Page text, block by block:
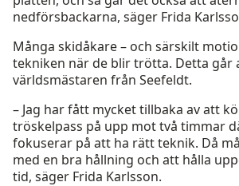
nedförsbackarna, säger Frida
Många skidåkare – och särskilt
tekniken när de blir trötta. Detta går
världsmästaren från Seefeldt.
– Jag har fått mycket tillbaka av att
tröskelpass på upp mot två timmar
fokuserar på att ha rätt teknik. Då
med en bra hållning och att hålla
tid, säger Frida Karlsson.